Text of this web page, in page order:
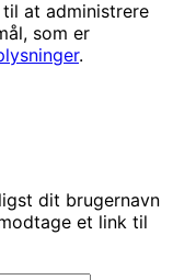
at administrere
som er
.
dit brugernavn
et link til